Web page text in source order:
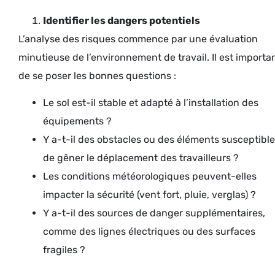
Identifier les dangers potentiels
L’analyse des risques commence par une évaluation
minutieuse de l’environnement de travail. Il est
de se poser les bonnes questions :
Le sol est-il stable et adapté à l’installation des
équipements ?
Y a-t-il des obstacles ou des éléments
de gêner le déplacement des travailleurs ?
Les conditions météorologiques peuvent-elles
impacter la sécurité (vent fort, pluie, verglas) ?
Y a-t-il des sources de danger supplémentaires,
comme des lignes électriques ou des surfaces
fragiles ?